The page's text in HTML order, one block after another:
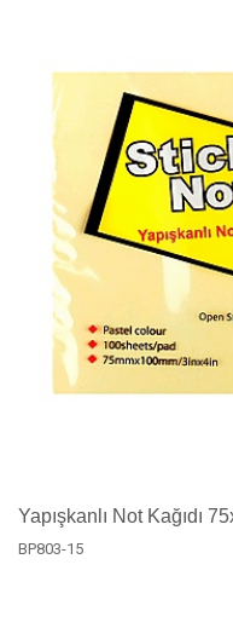
Yapışkanlı Not Kağıdı
BP803-15